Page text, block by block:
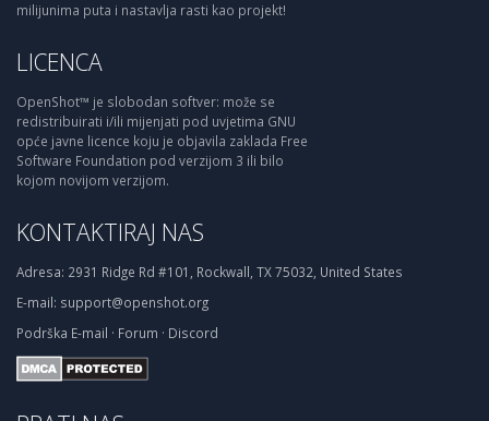
milijunima puta i nastavlja rasti kao projekt!
LICENCA
OpenShot™ je slobodan softver: može se
redistribuirati i/ili mijenjati pod uvjetima GNU
opće javne licence koju je objavila zaklada Free
Software Foundation pod verzijom 3 ili bilo
kojom novijom verzijom.
KONTAKTIRAJ NAS
Adresa: 2931 Ridge Rd #101, Rockwall, TX 75032, United States
E-mail: support@openshot.org
Podrška E-mail · Forum · Discord